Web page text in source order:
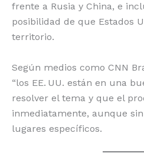
frente a Rusia y China, e
posibilidad de que Estados
territorio.
Según medios como CNN
“los EE. UU. están en una
resolver el tema y que el
inmediatamente, aunque
lugares específicos.